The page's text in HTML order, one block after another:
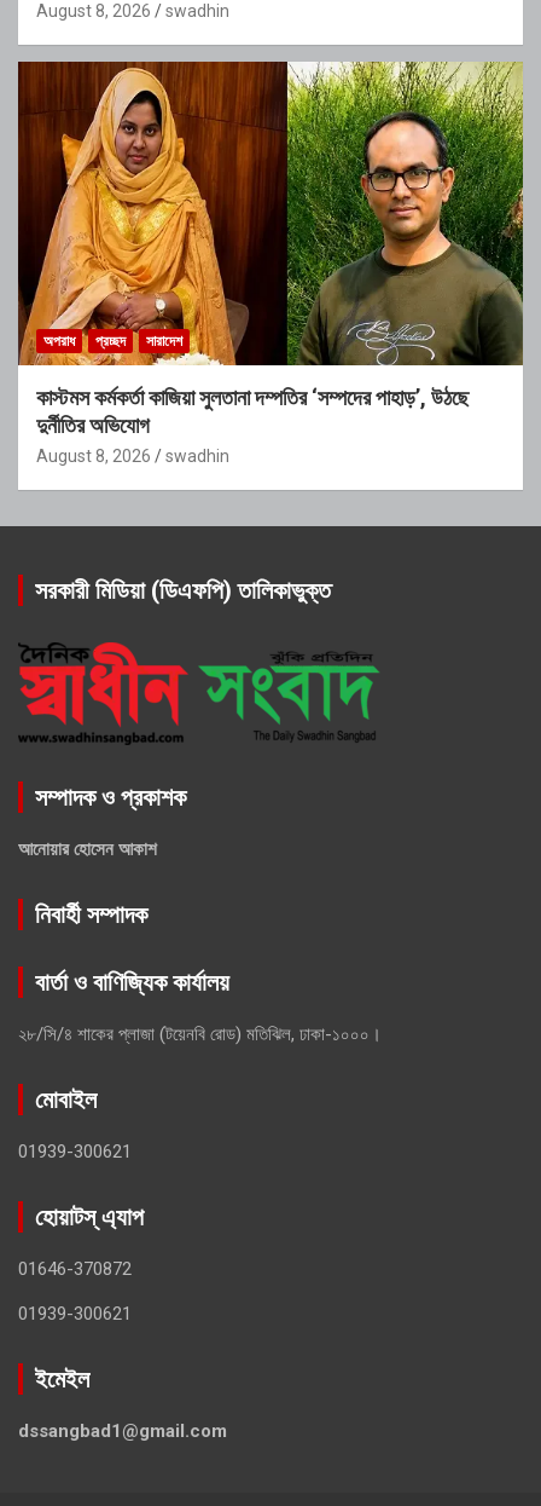
August 8, 2026 swadhin
অপরাধ প্রচ্ছদ সারাদেশ
কাস্টমস কর্মকর্তা কাজিয়া সুলতানা দম্পতির ‘সম্পদের পাহাড়’, উঠছে
দুর্নীতির অভিযোগ
August 8, 2026 swadhin
সরকারী মিডিয়া (ডিএফপি) তালিকাভুক্ত
সম্পাদক ও প্রকাশক
আনোয়ার হোসেন আকাশ
নিবার্হী সম্পাদক
বার্তা ও বাণিজ্যিক কার্যালয়
২৮/সি/৪ শাকের প্লাজা (টয়েনবি রোড) মতিঝিল, ঢাকা-১০০০।
মোবাইল
01939-300621
হোয়াটস্ এ্যাপ
01646-370872
01939-300621
ইমেইল
dssangbad1@gmail.com